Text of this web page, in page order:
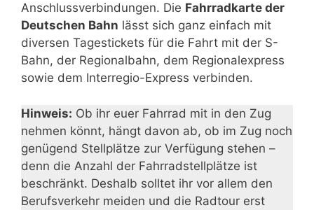
Anschlussverbindungen. Die Fahrradkarte der
Deutschen Bahn lässt sich ganz einfach mit
diversen Tagestickets für die Fahrt mit der S-
Bahn, der Regionalbahn, dem Regionalexpress
sowie dem Interregio-Express verbinden.
Hinweis: Ob ihr euer Fahrrad mit in den Zug
nehmen könnt, hängt davon ab, ob im Zug noch
genügend Stellplätze zur Verfügung stehen –
denn die Anzahl der Fahrradstellplätze ist
beschränkt. Deshalb solltet ihr vor allem den
Berufsverkehr meiden und die Radtour erst